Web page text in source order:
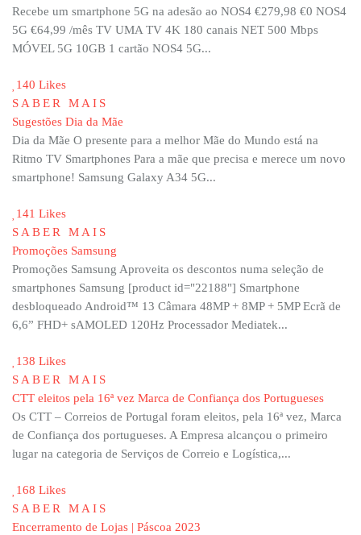
Recebe um smartphone 5G na adesão ao NOS4 €279,98 €0 NOS4
5G €64,99 /mês TV UMA TV 4K 180 canais NET 500 Mbps
MÓVEL 5G 10GB 1 cartão NOS4 5G...
140 Likes
SABER MAIS
Sugestões Dia da Mãe
Dia da Mãe O presente para a melhor Mãe do Mundo está na
Ritmo TV Smartphones Para a mãe que precisa e merece um novo
smartphone! Samsung Galaxy A34 5G...
141 Likes
SABER MAIS
Promoções Samsung
Promoções Samsung Aproveita os descontos numa seleção de
smartphones Samsung [product id="22188"] Smartphone
desbloqueado Android™ 13 Câmara 48MP + 8MP + 5MP Ecrã de
6,6” FHD+ sAMOLED 120Hz Processador Mediatek...
138 Likes
SABER MAIS
CTT eleitos pela 16ª vez Marca de Confiança dos Portugueses
Os CTT – Correios de Portugal foram eleitos, pela 16ª vez, Marca
de Confiança dos portugueses. A Empresa alcançou o primeiro
lugar na categoria de Serviços de Correio e Logística,...
168 Likes
SABER MAIS
Encerramento de Lojas | Páscoa 2023